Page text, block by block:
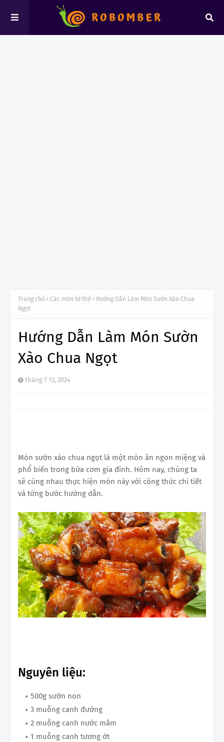
Trang chủ Các món từ thịt
Hướng Dẫn Làm Món Sườn Xào Chua
Ngọt
Hướng Dẫn Làm Món Sườn
Xào Chua Ngọt
tháng 7 12, 2024
Món sườn xào chua ngọt là một món ăn ngon miệng và
phổ biến trong bữa cơm gia đình. Hôm nay, chúng ta
sẽ cùng nhau thực hiện món này với công thức chi tiết
và từng bước hướng dẫn.
Nguyên liệu:
500g sườn non
3 muỗng canh đường
2 muỗng canh nước mắm
1 muỗng canh tương ớt